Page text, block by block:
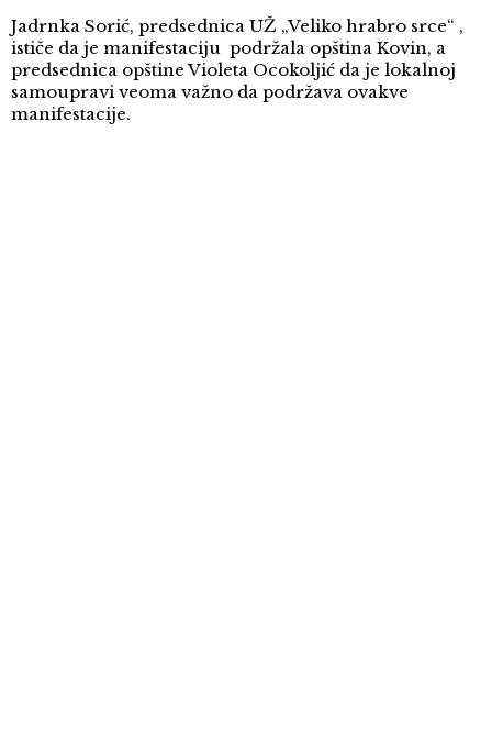
Jadrnka Sorić, predsednica UŽ „Veliko hrabro srce“ ,
ističe da je manifestaciju podržala opština Kovin, a
predsednica opštine Violeta Ocokoljić da je lokalnoj
samoupravi veoma važno da podržava ovakve
manifestacije.